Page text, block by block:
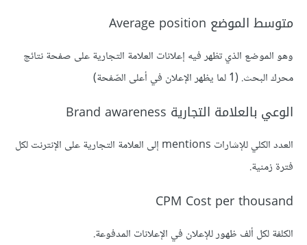
متوسط الموضع Average position
وهو الموضع الذي تظهر فيه إعلانات العلامة التجارية على صفحة نتائج
محرك البحث. (1 لما يظهر الإعلان في أعلى الصّفحة)
الوعي بالعلامة التجارية Brand awareness
العدد الكلي للإشارات mentions إلى العلامة التجارية على الإنترنت لكل
فترة زمنية.
CPM Cost per thousand
الكلفة لكل ألف ظهور للإعلان في الإعلانات المدفوعة.